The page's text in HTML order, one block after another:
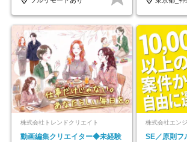
株式会社トレンドクリエイト
動画編集クリエイター◆未経験
株式会社エン
SE／原則フ